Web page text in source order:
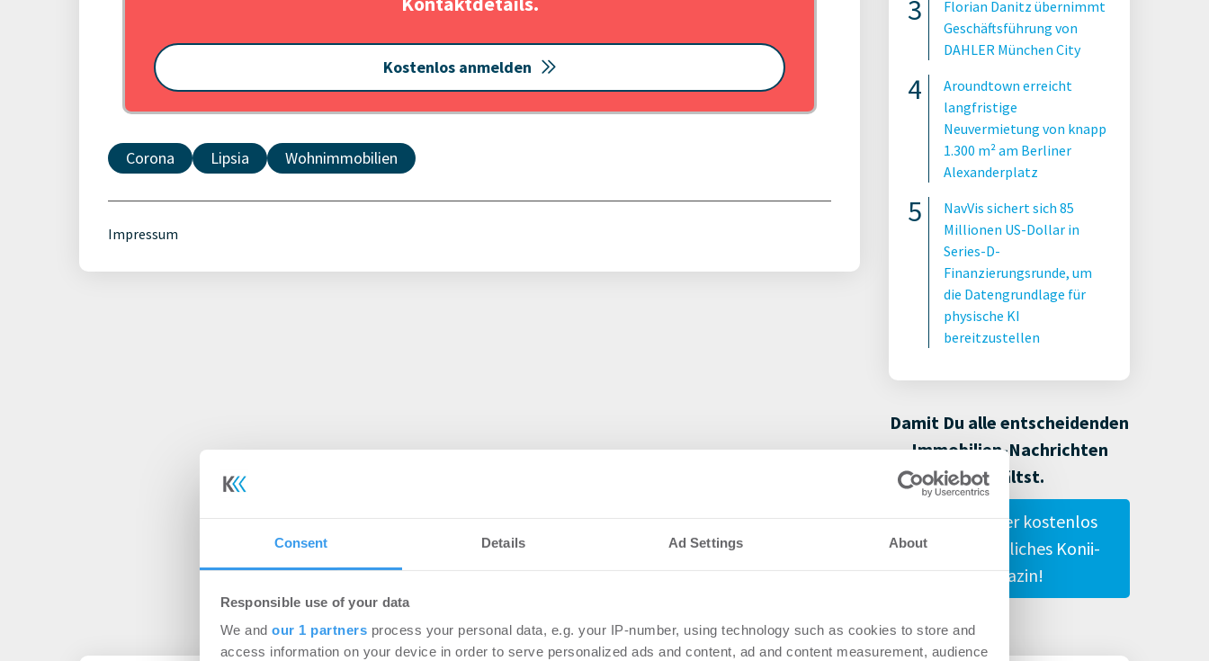
Consent Details Ad Settings About
Responsible use of your data
We and our 1 partners process your personal data, e.g. your IP-number, using technology such as cookies to store and
access information on your device in order to serve personalized ads and content, ad and content measurement, audience
Kostenlos anmelden
Corona Lipsia Wohnimmobilien
Impressum
Florian Danitz übernimmt
Geschäftsführung von
DAHLER München City
Aroundtown erreicht
langfristige
Neuvermietung von knapp
1.300 m² am Berliner
Alexanderplatz
NavVis sichert sich 85
Millionen US-Dollar in
Series-D-
Finanzierungsrunde, um
die Datengrundlage für
physische KI
bereitzustellen
Damit Du alle entscheidenden
Immobilien-Nachrichten
erhältst.
Gestalte hier kostenlos
Dein persönliches Konii-
Magazin!